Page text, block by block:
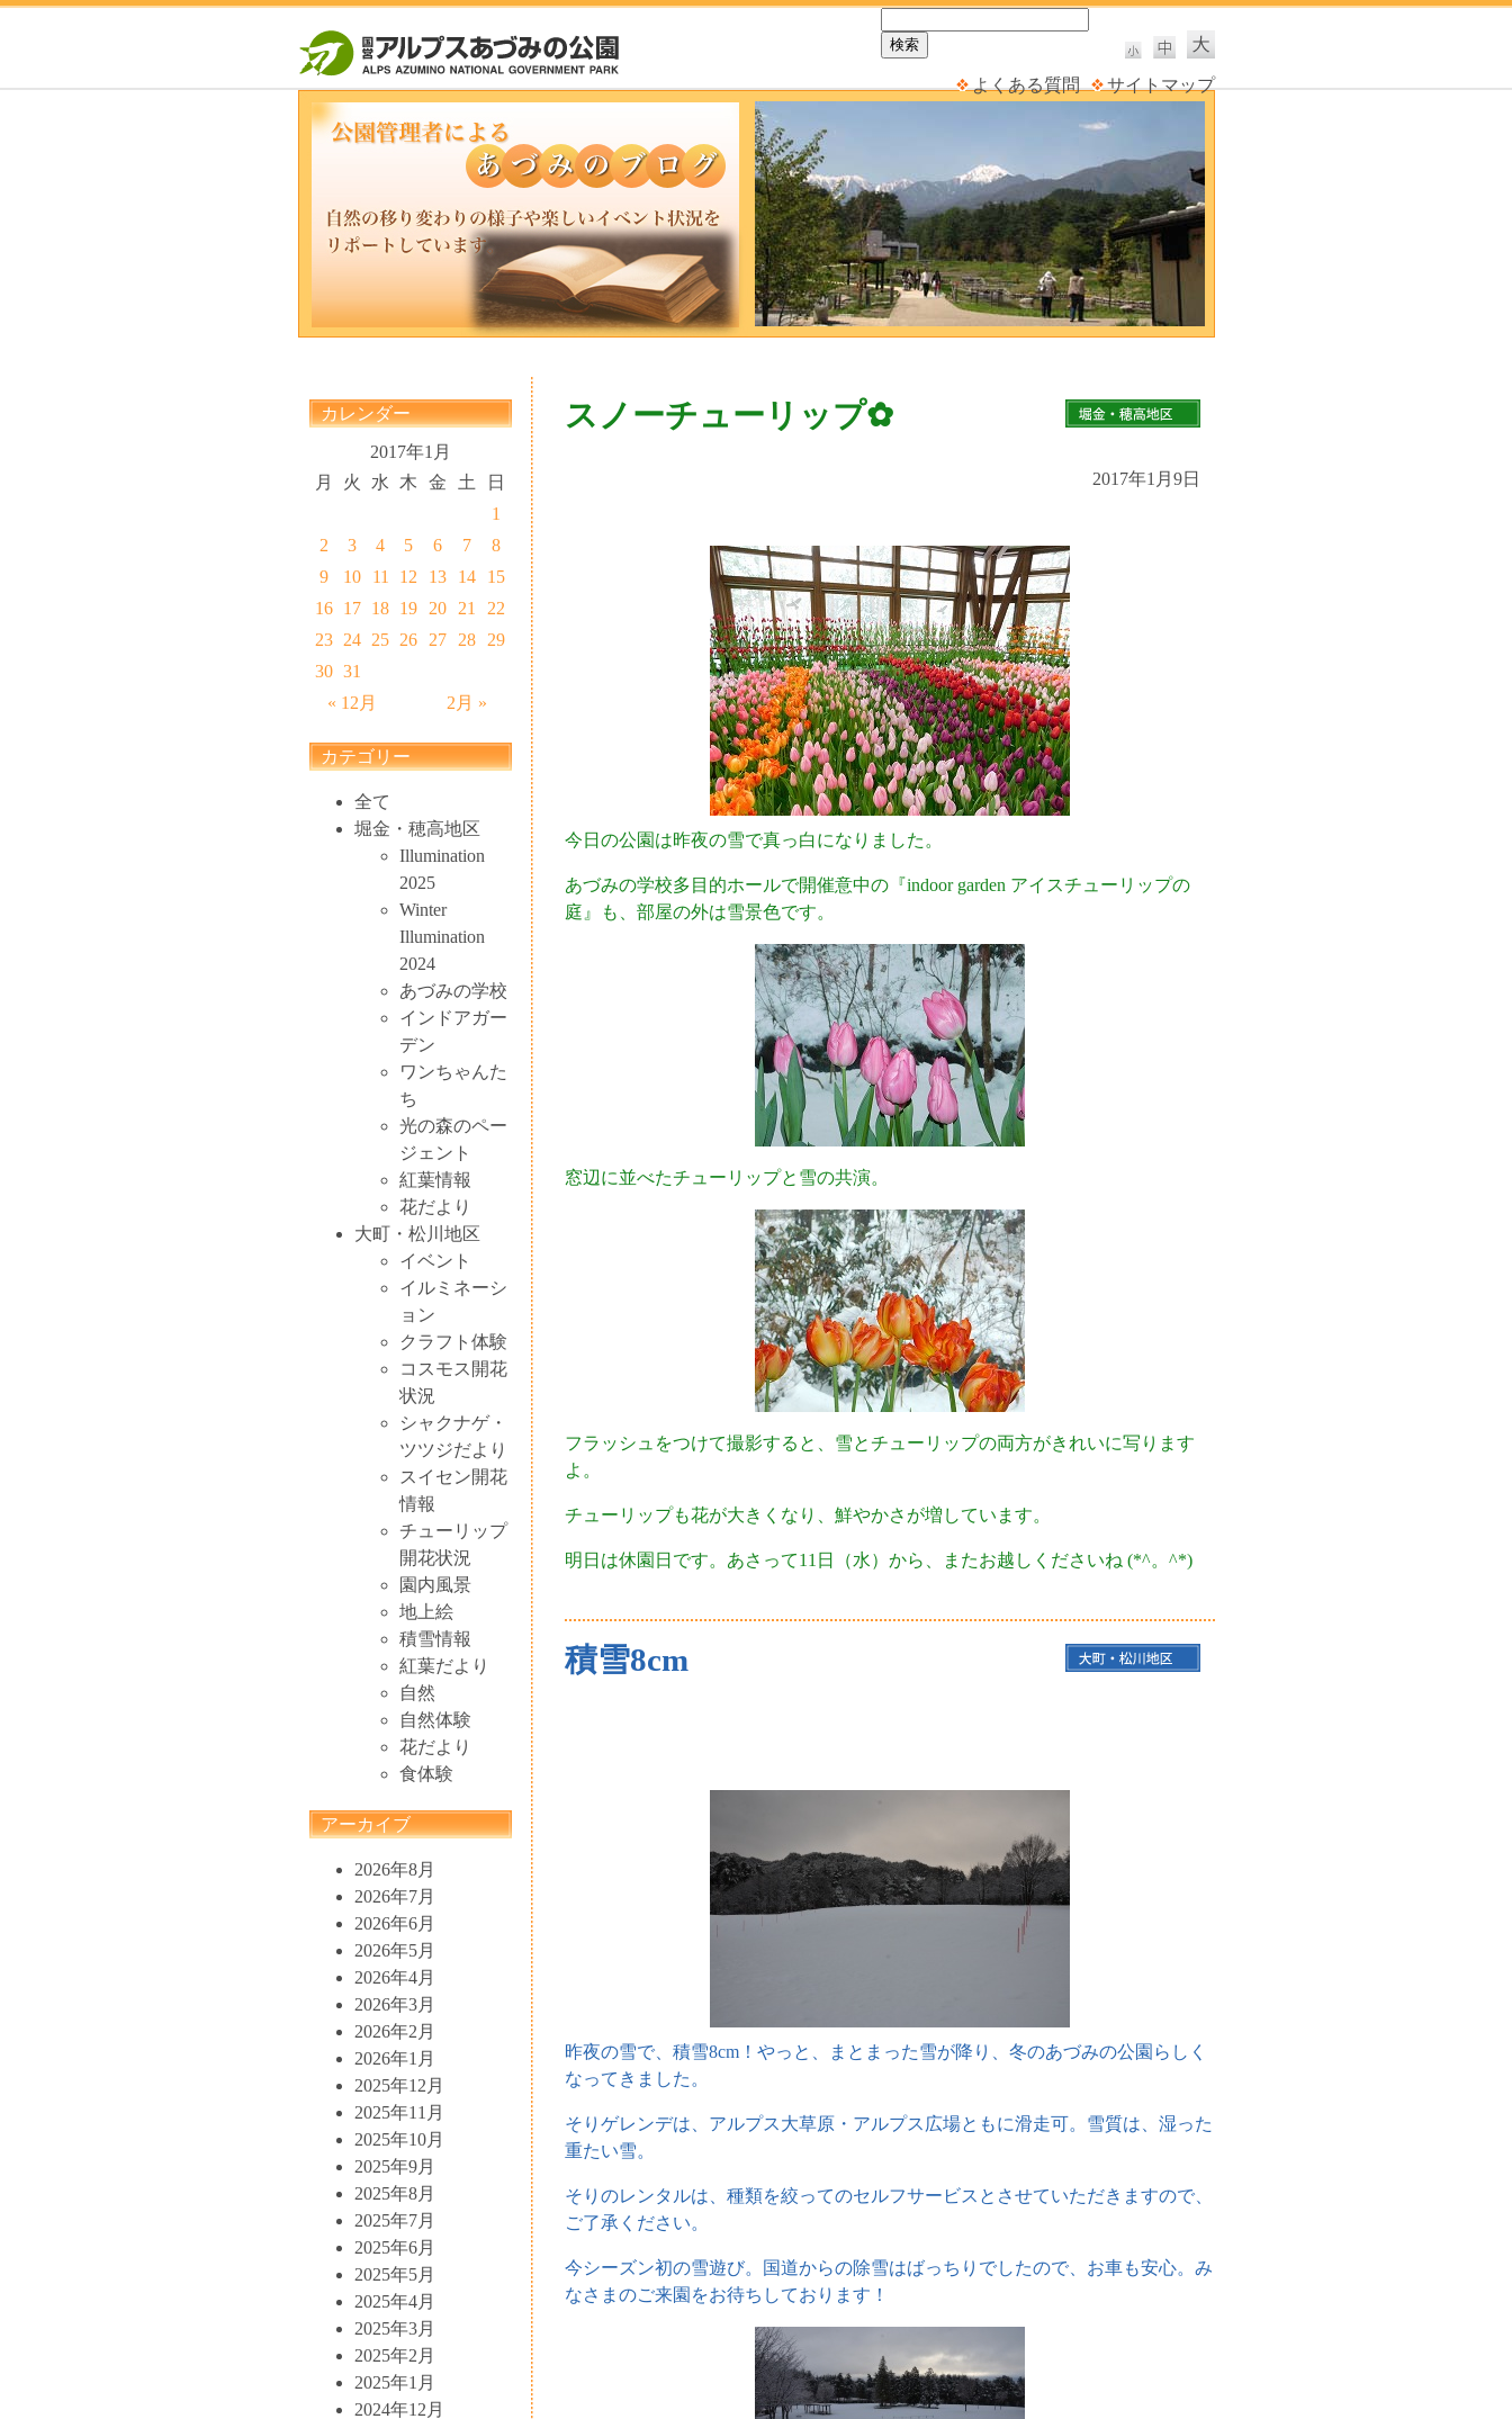
よくある質問 サイトマップ
カレンダー
2017年1月
月
火 水 木 金 土 日
« 12月 2月 »
1
2
3 4 5 6 7
8
9
10 11 12 13 14
15
16 17 18 19 20 21
22
23 24 25 26 27 28
29
30 31
カテゴリー
全て
堀金・穂高地区
Illumination
2025
Winter
Illumination
2024
あづみの学校
インドアガー
デン
ワンちゃんた
ち
光の森のペー
ジェント
紅葉情報
花だより
大町・松川地区
イベント
イルミネーシ
ョン
クラフト体験
コスモス開花
状況
シャクナゲ・
ツツジだより
スイセン開花
情報
チューリップ
開花状況
園内風景
地上絵
積雪情報
紅葉だより
自然
自然体験
花だより
食体験
アーカイブ
2026年8月
2026年7月
2026年6月
2026年5月
2026年4月
2026年3月
2026年2月
2026年1月
2025年12月
2025年11月
2025年10月
2025年9月
2025年8月
2025年7月
2025年6月
2025年5月
2025年4月
2025年3月
2025年2月
2025年1月
2024年12月
スノーチューリップ✿
2017年1月9日
今日の公園は昨夜の雪で真っ白になりました。
あづみの学校多目的ホールで開催意中の『indoor garden アイスチューリップの
庭』も、部屋の外は雪景色です。
窓辺に並べたチューリップと雪の共演。
フラッシュをつけて撮影すると、雪とチューリップの両方がきれいに写ります
よ。
チューリップも花が大きくなり、鮮やかさが増しています。
明日は休園日です。あさって11日（水）から、またお越しくださいね (*^。^*)
積雪8cm
昨夜の雪で、積雪8cm！やっと、まとまった雪が降り、冬のあづみの公園らしく
なってきました。
そりゲレンデは、アルプス大草原・アルプス広場ともに滑走可。雪質は、湿った
重たい雪。
そりのレンタルは、種類を絞ってのセルフサービスとさせていただきますので、
ご了承ください。
今シーズン初の雪遊び。国道からの除雪はばっちりでしたので、お車も安心。み
なさまのご来園をお待ちしております！